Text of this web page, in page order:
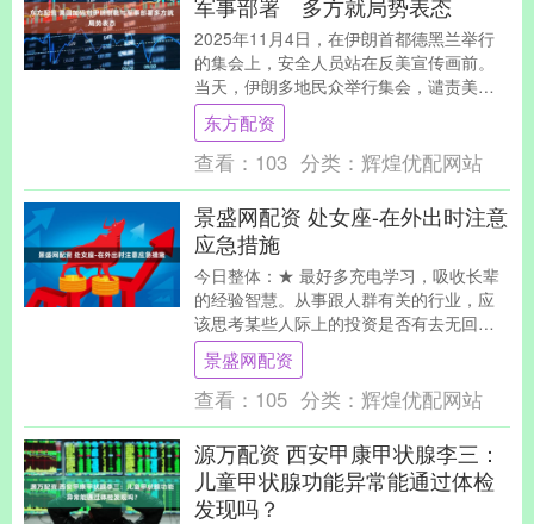
2025年11月4日，在伊朗首都德黑兰举行
的集会上，安全人员站在反美宣传画前。
当天，伊朗多地民众举行集会，谴责美国
霸权和以色列的侵略行为。新华社发 新华
社北京1....
东方配资
查看： 103 分类： 辉煌优配网站
景盛网配资 处女座-在外出时注意
应急措施
今日整体：★ 最好多充电学习，吸收长辈
的经验智慧。从事跟人群有关的行业，应
该思考某些人际上的投资是否有去无回？
情侣间的蜜月期恐怕要结束了，是该彼此
坐下来谈一谈将....
景盛网配资
查看： 105 分类： 辉煌优配网站
源万配资 西安甲康甲状腺李三：
儿童甲状腺功能异常能通过体检
发现吗？